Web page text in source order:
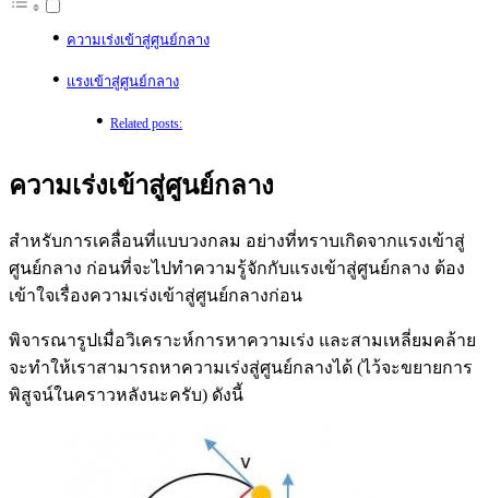
ความเร่งเข้าสู่ศูนย์กลาง
แรงเข้าสู่ศูนย์กลาง
Related posts:
ความเร่งเข้าสู่ศูนย์กลาง
สำหรับการเคลื่อนที่แบบวงกลม อย่างที่ทราบเกิดจากแรงเข้าสู่
ศูนย์กลาง ก่อนที่จะไปทำความรู้จักกับแรงเข้าสู่ศูนย์กลาง ต้อง
เข้าใจเรื่องความเร่งเข้าสู่ศูนย์กลางก่อน
พิจารณารูปเมื่อวิเคราะห์การหาความเร่ง และสามเหลี่ยมคล้าย
จะทำให้เราสามารถหาความเร่งสู่ศูนย์กลางได้ (ไว้จะขยายการ
พิสูจน์ในคราวหลังนะครับ) ดังนี้